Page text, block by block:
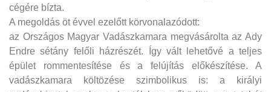
cégére bízta.
A megoldás öt évvel ezelőtt körvonalazódott:
az Országos Magyar Vadászkamara megvásárolta az Ady
Endre sétány felőli házrészét. Így vált lehetővé a teljes
épület rommentesítése és a felújítás előkészítése. A
vadászkamara költözése szimbolikus is: a királyi